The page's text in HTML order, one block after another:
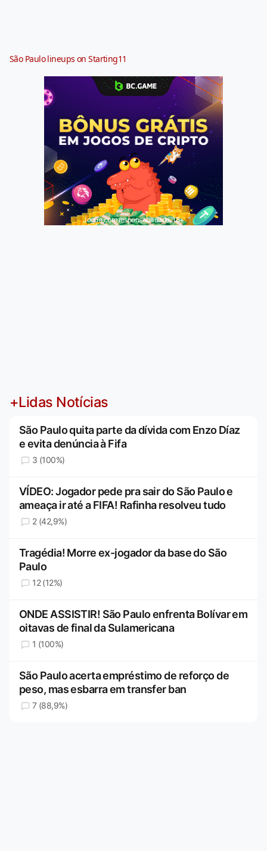
São Paulo lineups on Starting11
Jogue com responsabilidade. 18+
+Lidas Notícias
São Paulo quita parte da dívida com Enzo Díaz
e evita denúncia à Fifa
3 (100%)
VÍDEO: Jogador pede pra sair do São Paulo e
ameaça ir até a FIFA! Rafinha resolveu tudo
2 (42,9%)
Tragédia! Morre ex-jogador da base do São
Paulo
12 (12%)
ONDE ASSISTIR! São Paulo enfrenta Bolívar em
oitavas de final da Sulamericana
1 (100%)
São Paulo acerta empréstimo de reforço de
peso, mas esbarra em transfer ban
7 (88,9%)